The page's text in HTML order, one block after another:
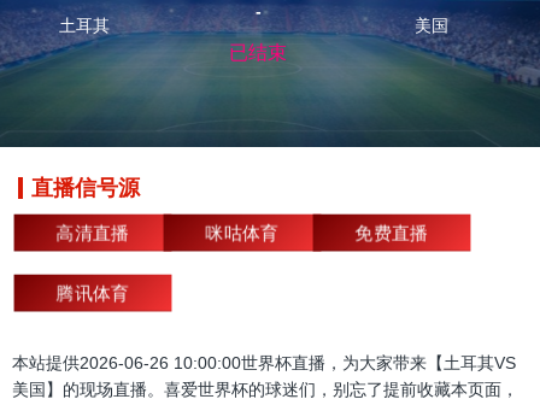
土耳其
-
已结束
美国
直播信号源
高清直播 咪咕体育 免费直播
腾讯体育
本站提供2026-06-26 10:00:00世界杯直播，为大家带来【土耳其VS
美国】的现场直播。喜爱世界杯的球迷们，别忘了提前收藏本页面，